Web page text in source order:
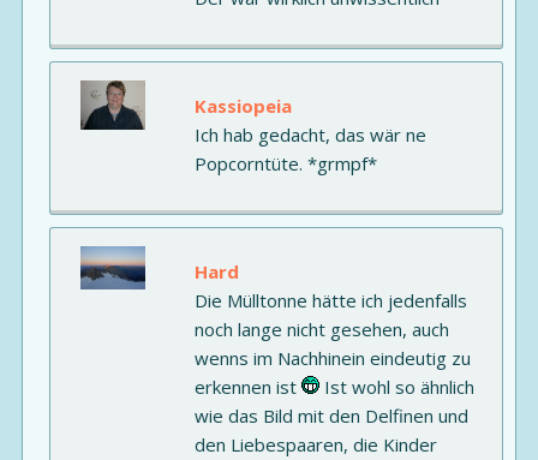
Kassiopeia
Ich hab gedacht, das wär ne
Popcorntüte. *grmpf*
Hard
Die Mülltonne hätte ich jedenfalls
noch lange nicht gesehen, auch
wenns im Nachhinein eindeutig zu
erkennen ist
Ist wohl so ähnlich
wie das Bild mit den Delfinen und
den Liebespaaren, die Kinder